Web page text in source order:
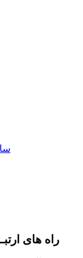
راه های